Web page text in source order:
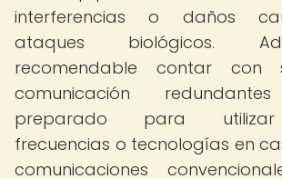
interferencias o daños
ataques biológicos.
recomendable contar con
comunicación
preparado para utilizar
frecuencias o tecnologías en
comunicaciones